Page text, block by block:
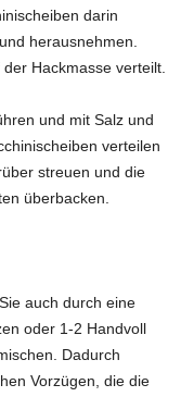
darin
herausnehmen.
Hackmasse verteilt.
und mit Salz und
verteilen
streuen und die
überbacken.
auch durch eine
oder 1-2 Handvoll
Dadurch
Vorzügen, die die